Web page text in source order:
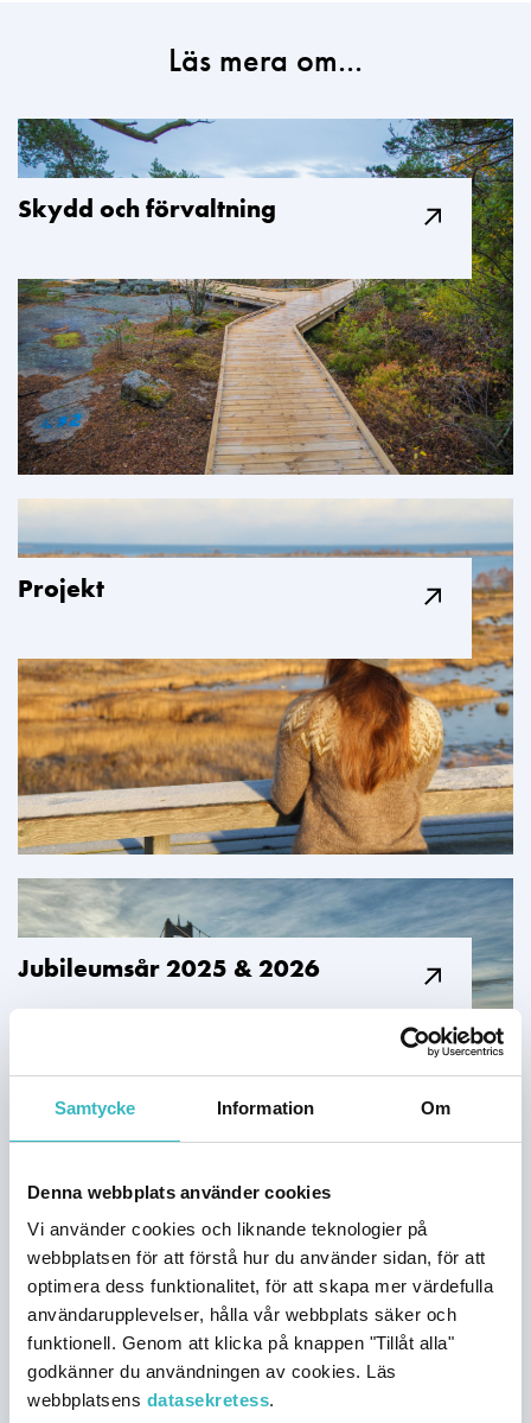
Samtycke Information Om
Denna webbplats använder cookies
Vi använder cookies och liknande teknologier på
webbplatsen för att förstå hur du använder sidan, för att
optimera dess funktionalitet, för att skapa mer värdefulla
användarupplevelser, hålla vår webbplats säker och
funktionell. Genom att klicka på knappen "Tillåt alla"
godkänner du användningen av cookies. Läs
webbplatsens datasekretess.
Läs mera om...
Skydd och förvaltning​
Projekt​
Jubileumsår 2025 & 2026​
Höga Kusten​